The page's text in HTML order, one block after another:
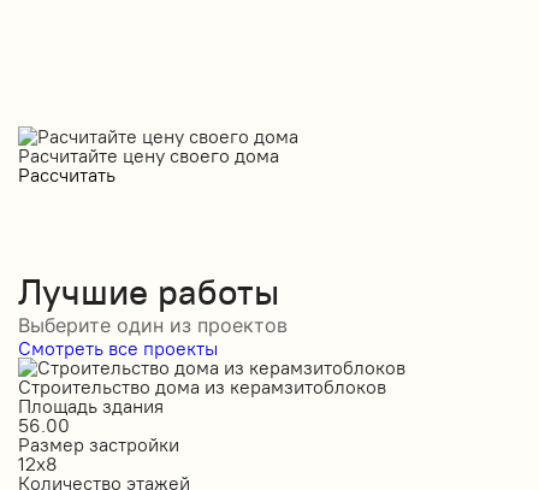
Расчитайте цену своего дома
Рассчитать
Лучшие работы
Выберите один из проектов
Смотреть все проекты
Строительство дома из керамзитоблоков
Площадь здания
56.00
Размер застройки
12х8
Количество этажей